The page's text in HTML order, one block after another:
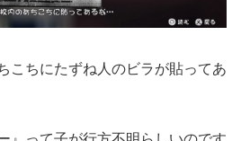
こちにたずね人のビラが貼ってあ